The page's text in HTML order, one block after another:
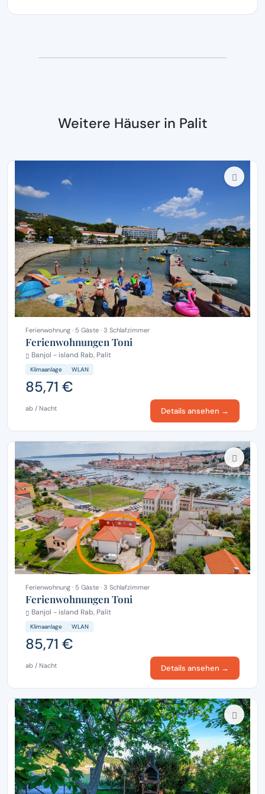
Weitere Häuser in Palit
Ferienwohnung · 5 Gäste · 3 Schlafzimmer
Ferienwohnungen Toni
Banjol - island Rab, Palit
Klimaanlage WLAN
85,71 €
ab / Nacht Details ansehen →
Ferienwohnung · 5 Gäste · 3 Schlafzimmer
Ferienwohnungen Toni
Banjol - island Rab, Palit
Klimaanlage WLAN
85,71 €
ab / Nacht Details ansehen →